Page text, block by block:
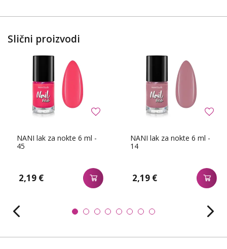
Slični proizvodi
NANI lak za nokte 6 ml -
45
2,19 €
NANI lak za nokte 6 ml -
14
2,19 €